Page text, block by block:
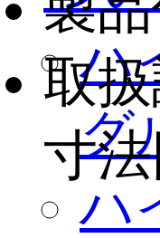
ハ
グ
ハ
取
寸